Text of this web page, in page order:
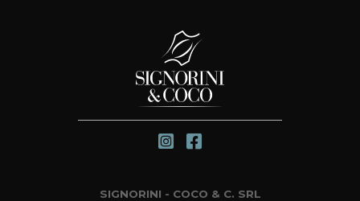
SIGNORINI - COCO & C. SRL